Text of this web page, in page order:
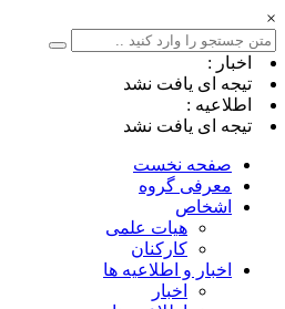
×
اخبار :
تیجه ای یافت نشد
اطلاعیه :
تیجه ای یافت نشد
صفحه نخست
معرفی گروه
اشخاص
هیات علمی
کارکنان
اخبار و اطلاعیه ها
اخبار